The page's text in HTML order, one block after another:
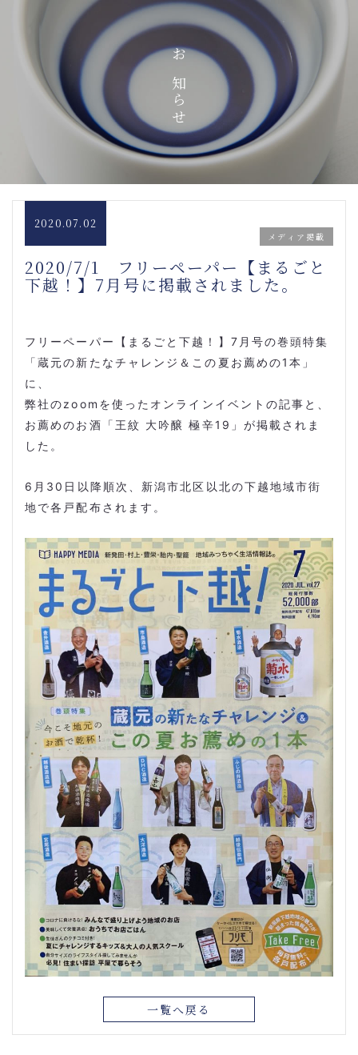
お知らせ
2020.07.02
メディア掲載
2020/7/1 フリーペーパー【まるごと
下越！】7月号に掲載されました。
フリーペーパー【まるごと下越！】7月号の巻頭特集
「蔵元の新たなチャレンジ＆この夏お薦めの1本」
に、
弊社のzoomを使ったオンラインイベントの記事と、
お薦めのお酒「王紋 大吟醸 極辛19」が掲載されま
した。
6月30日以降順次、新潟市北区以北の下越地域市街
地で各戸配布されます。
一覧へ戻る